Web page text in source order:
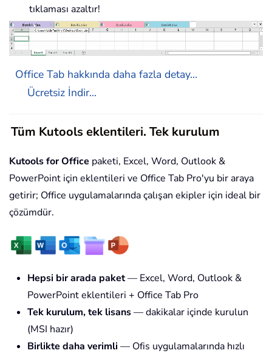
tıklaması azaltır!
Office Tab hakkında daha fazla detay...
Ücretsiz İndir...
Tüm Kutools eklentileri. Tek kurulum
Kutools for Office paketi, Excel, Word, Outlook &
PowerPoint için eklentileri ve Office Tab Pro'yu bir araya
getirir; Office uygulamalarında çalışan ekipler için ideal bir
çözümdür.
Hepsi bir arada paket— Excel, Word, Outlook &
PowerPoint eklentileri + Office Tab Pro
Tek kurulum, tek lisans— dakikalar içinde kurulun
(MSI hazır)
Birlikte daha verimli — Ofis uygulamalarında hızlı